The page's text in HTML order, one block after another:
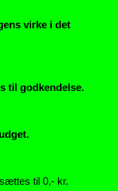
virke i det
til godkendelse.
til 0,- kr.